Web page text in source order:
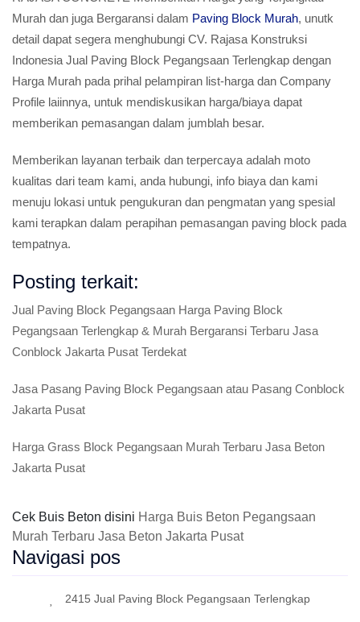
Murah dan juga Bergaransi dalam Paving Block Murah, unutk
detail dapat segera menghubungi CV. Rajasa Konstruksi
Indonesia Jual Paving Block Pegangsaan Terlengkap dengan
Harga Murah pada prihal pelampiran list-harga dan Company
Profile laiinnya, untuk mendiskusikan harga/biaya dapat
memberikan pemasangan dalam jumblah besar.
Memberikan layanan terbaik dan terpercaya adalah moto
kualitas dari team kami, anda hubungi, info biaya dan kami
menuju lokasi untuk pengukuran dan pengmatan yang spesial
kami terapkan dalam perapihan pemasangan paving block pada
tempatnya.
Posting terkait:
Jual Paving Block Pegangsaan Harga Paving Block
Pegangsaan Terlengkap & Murah Bergaransi Terbaru Jasa
Conblock Jakarta Pusat Terdekat
Jasa Pasang Paving Block Pegangsaan atau Pasang Conblock
Jakarta Pusat
Harga Grass Block Pegangsaan Murah Terbaru Jasa Beton
Jakarta Pusat
Cek Buis Beton disini Harga Buis Beton Pegangsaan
Murah Terbaru Jasa Beton Jakarta Pusat
Navigasi pos
2415 Jual Paving Block Pegangsaan Terlengkap